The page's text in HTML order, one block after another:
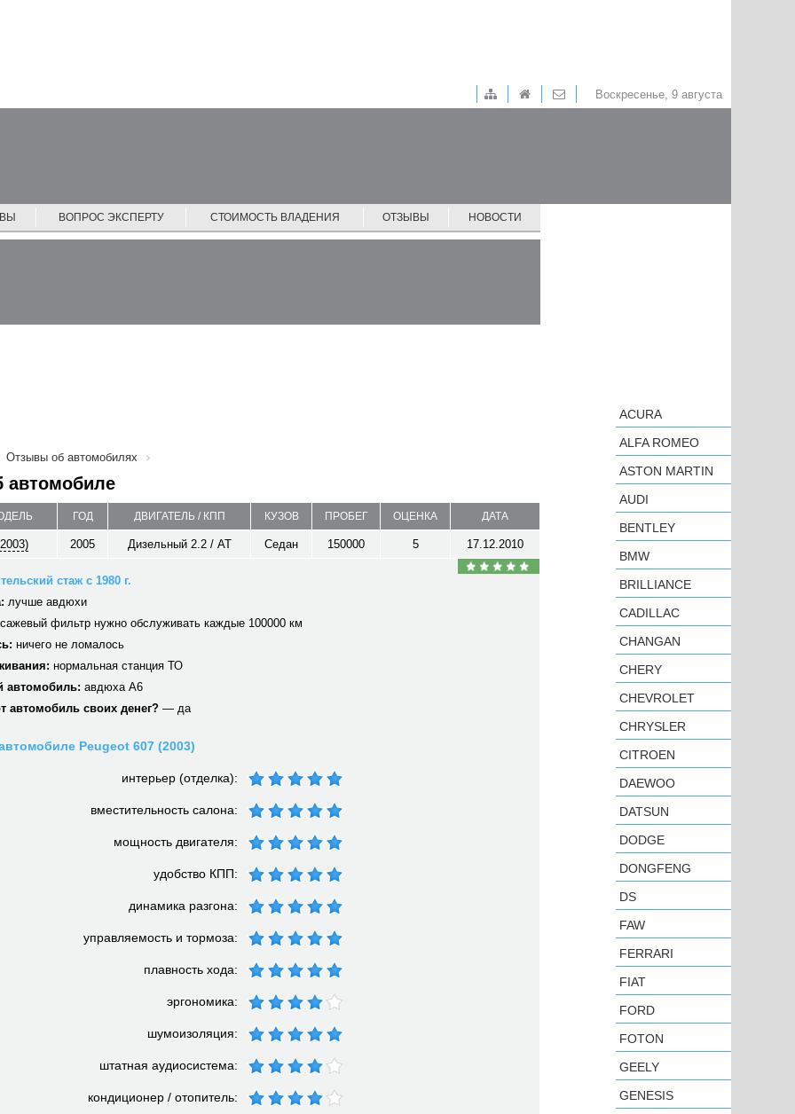
Воскресенье, 9 августа
ВОПРОС ЭКСПЕРТУ СТОИМОСТЬ ВЛАДЕНИЯ ОТЗЫВЫ НОВОСТИ
Отзывы об автомобилях
автомобиле
ГОД ДВИГАТЕЛЬ / КПП КУЗОВ ПРОБЕГ ОЦЕНКА ДАТА
2005 Дизельный 2.2 / AT Седан 150000 5 17.12.2010
стаж с 1980 г.
лучше авдюхи
фильтр нужно обслуживать каждые 100000 км
ничего не ломалось
нормальная станция ТО
автомобиль: авдюха А6
автомобиль своих денег? — да
Peugeot 607 (2003)
интерьер (отделка):
вместительность салона:
мощность двигателя:
удобство КПП:
динамика разгона:
управляемость и тормоза:
плавность хода:
эргономика:
шумоизоляция:
штатная аудиосистема:
кондиционер / отопитель:
ACURA
ALFA ROMEO
ASTON MARTIN
AUDI
BENTLEY
BMW
BRILLIANCE
CADILLAC
CHANGAN
CHERY
CHEVROLET
CHRYSLER
CITROEN
DAEWOO
DATSUN
DODGE
DONGFENG
DS
FAW
FERRARI
FIAT
FORD
FOTON
GEELY
GENESIS